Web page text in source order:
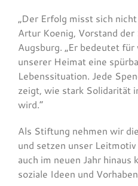
„Der Erfolg misst sich
Artur Koenig, Vorstand
Augsburg. „Er bedeutet
unserer Heimat eine
Lebenssituation. Jede
zeigt, wie stark Solidarität
wird.“
Als Stiftung nehmen wir
und setzen unser
auch im neuen Jahr
soziale Ideen und